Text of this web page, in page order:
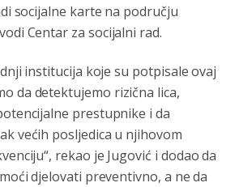
socijalne karte na području
Centar za socijalni rad.
institucija koje su potpisale ovaj
da detektujemo rizična lica,
prestupnike i da
većih posljedica u njihovom
rekao je Jugović i dodao da
djelovati preventivno, a ne da